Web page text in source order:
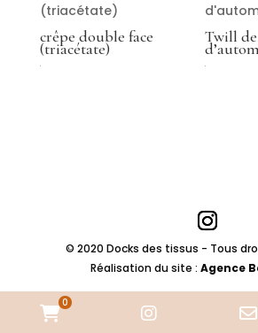
crêpe double face
(triacétate)
Twill
© 2020 Docks des tissus - Tous
Réalisation du site :Agence
0
WooCommerceInstagram